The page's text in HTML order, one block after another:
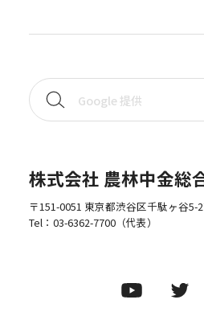
株式会社 農林中金総
〒151-0051 東京都渋谷区千駄ヶ谷5-
Tel： 03-6362-7700（代表）